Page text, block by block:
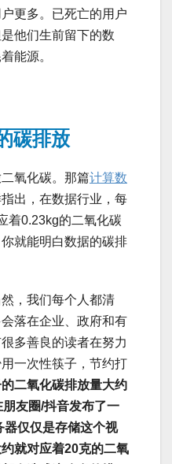
更多。已死亡的用户
他们生前留下的数
能源。
碳排放
氧化碳。那篇计算数
指出，在数据行业，每
着0.23kg的二氧化碳
就能明白数据的碳排
，我们每个人都清
落在企业、政府和有
多善良的读者在努力
一次性筷子，节约打
二氧化碳排放量大约
友圈/抖音发布了一
仅仅是存储这个视
就对应着20克的二氧